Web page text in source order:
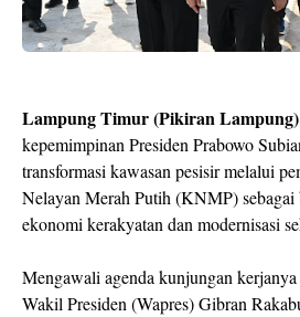
Lampung Timur (Pikiran Lampung)
kepemimpinan Presiden Prabowo
transformasi kawasan pesisir melalui
Nelayan Merah Putih (KNMP) sebagai
ekonomi kerakyatan dan modernisasi
Mengawali agenda kunjungan
Wakil Presiden (Wapres) Gibran